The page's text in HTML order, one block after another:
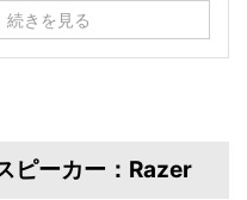
続きを見る
ピーカー：Razer